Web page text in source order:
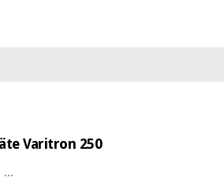
Varitron 250
...